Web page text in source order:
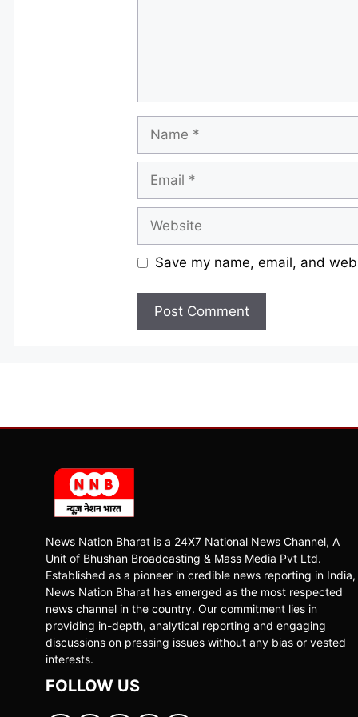
Save my name, email, and
News Nation Bharat is a 24X7 National News Channel, A
Unit of Bhushan Broadcasting & Mass Media Pvt Ltd.
Established as a pioneer in credible news reporting in India,
News Nation Bharat has emerged as the most respected
news channel in the country. Our commitment lies in
providing in-depth, analytical reporting and engaging
discussions on pressing issues without any bias or vested
interests.
FOLLOW US